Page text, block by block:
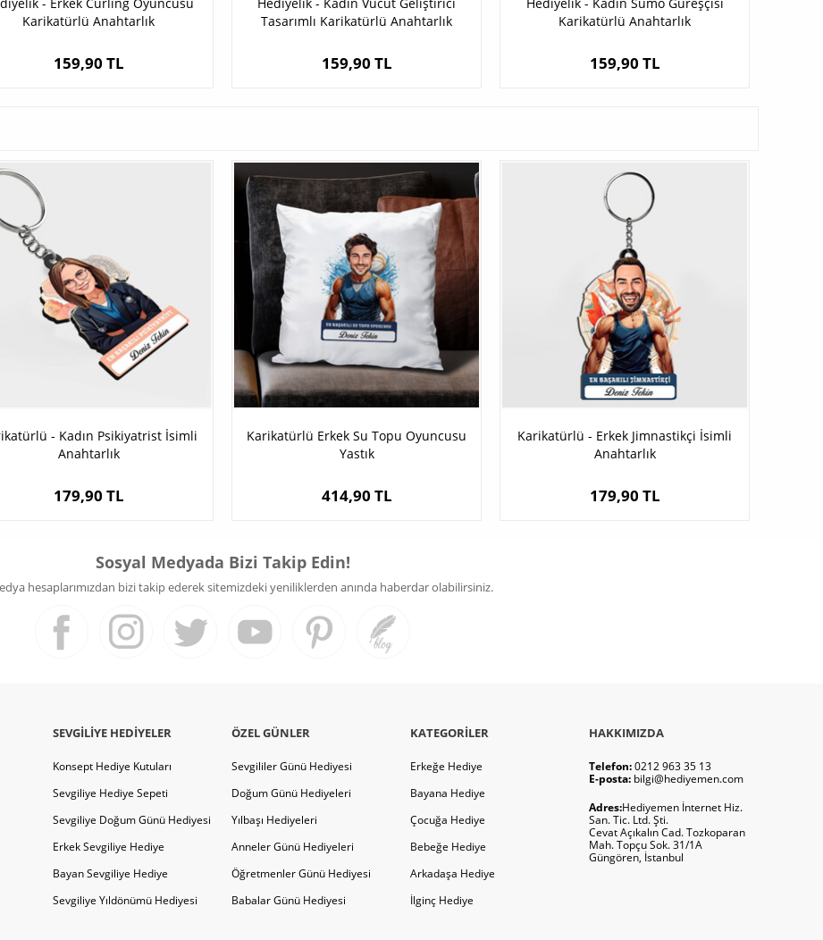
- Erkek Curling Oyuncusu
Karikatürlü Anahtarlık
159,90 TL
Hediyelik - Kadın Vücut Geliştirici
Tasarımlı Karikatürlü Anahtarlık
159,90 TL
Hediyelik - Kadın Sumo Güreşçisi
Karikatürlü Anahtarlık
159,90 TL
- Kadın Psikiyatrist İsimli
Anahtarlık
179,90 TL
Karikatürlü Erkek Su Topu Oyuncusu
Yastık
414,90 TL
Karikatürlü - Erkek Jimnastikçi İsimli
Anahtarlık
179,90 TL
Sosyal Medyada Bizi Takip Edin!
hesaplarımızdan bizi takip ederek sitemizdeki yeniliklerden anında haberdar olabilirsiniz.
SEVGILIYE HEDIYELER
Konsept Hediye Kutuları
Sevgiliye Hediye Sepeti
Sevgiliye Doğum Günü Hediyesi
Erkek Sevgiliye Hediye
Bayan Sevgiliye Hediye
Sevgiliye Yıldönümü Hediyesi
ÖZEL GÜNLER
Sevgililer Günü Hediyesi
Doğum Günü Hediyeleri
Yılbaşı Hediyeleri
Anneler Günü Hediyeleri
Öğretmenler Günü Hediyesi
Babalar Günü Hediyesi
KATEGORILER
Erkeğe Hediye
Bayana Hediye
Çocuğa Hediye
Bebeğe Hediye
Arkadaşa Hediye
İlginç Hediye
HAKKIMIZDA
Telefon:0212 963 35 13
E-posta: bilgi@hediyemen.com
Adres:Hediyemen İnternet Hiz.
San. Tic. Ltd. Şti.
Cevat Açıkalın Cad. Tozkoparan
Mah. Topçu Sok. 31/1A
Güngören, İstanbul